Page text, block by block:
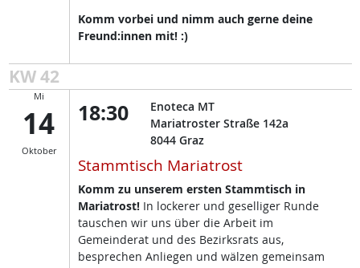
Komm vorbei und nimm auch gerne deine
Freund:innen mit! :)
KW 42
Mi
14
Oktober
18:30
Enoteca MT
Mariatroster Straße 142a
8044 Graz
Stammtisch Mariatrost
Komm zu unserem ersten Stammtisch in
Mariatrost! In lockerer und geselliger Runde
tauschen wir uns über die Arbeit im
Gemeinderat und des Bezirksrats aus,
besprechen Anliegen und wälzen gemeinsam